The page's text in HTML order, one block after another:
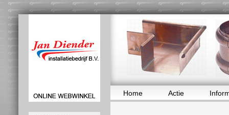
Home Actie